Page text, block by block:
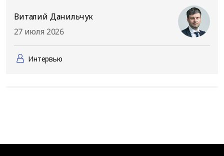
Виталий Данильчук
27 июля 2026
Интервью